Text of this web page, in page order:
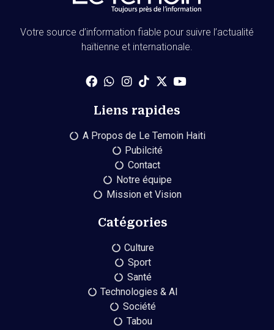
Votre source d’information fiable pour suivre l’actualité
haïtienne et internationale.
Liens rapides
A Propos de Le Temoin Haiti
Pubilcité
Contact
Notre équipe
Mission et Vision
Catégories
Culture
Sport
Santé
Technologies & AI
Société
Tabou